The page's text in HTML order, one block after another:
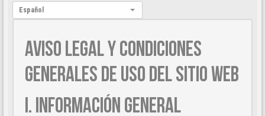
Idioma:
Español
AVISO LEGAL Y CONDICIONES
GENERALES DE USO DEL SITIO WEB
I. INFORMACIÓN GENERAL